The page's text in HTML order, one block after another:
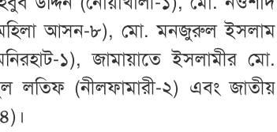
মহিলা আসন-৮), মো. মনজুরুল ইসলাম
১), জামায়াতে ইসলামীর মো.
(নীলফামারী-২) এবং জাতীয়